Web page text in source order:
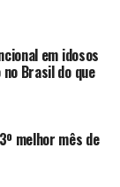
em idosos
Brasil do que
melhor mês de